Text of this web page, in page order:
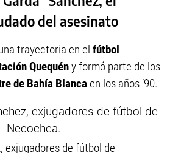
del asesinato
trayectoria en el fútbol
Quequény formó parte de los
de Bahía Blancaen los años ‘90.
exjugadores de fútbol de